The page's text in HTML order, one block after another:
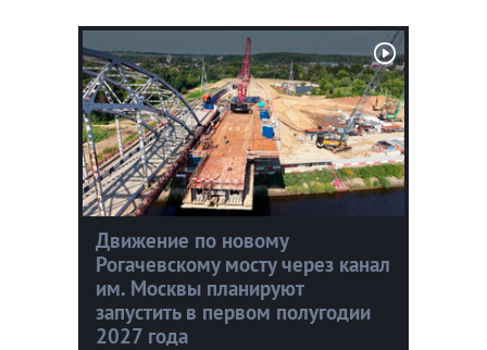
Движение по новому
Рогачевскому мосту через канал
им. Москвы планируют
запустить в первом полугодии
2027 года